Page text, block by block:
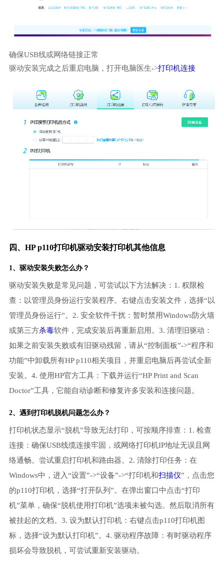
确保USB线或网络链接正常
驱动安装完成之后重启电脑，打开电脑医生->打印机连接
四、HP p110打印机驱动安装打印机其他信息
1、 驱动安装失败怎么办？
驱动安装失败是常见问题，可尝试以下方法解决：1. 权限检
查：以管理员身份运行安装程序。右键点击安装文件，选择“以
管理员身份运行”。2. 安全软件干扰：暂时禁用Windows防火墙
或第三方杀毒软件，完成安装后再重新启用。3. 清理旧驱动：
如果之前安装失败或有旧驱动残留，请从“控制面板”->“程序和
功能”中卸载所有HP p110相关项目，并重启电脑后再尝试全新
安装。4. 使用HP官方工具：下载并运行“HP Print and Scan
Doctor”工具，它能自动诊断和修复许多安装和连接问题。
2、遇到 打印机脱机问题怎么办？
打印机状态显示“脱机”导致无法打印，可按顺序排查：1. 检查
连接：确保USB线缆连接牢固，或网络打印机IP地址无误且网
络通畅。尝试重启打印机和路由器。2. 清除打印任务：在
Windows中，进入“设置”->“设备”->“打印机和扫描仪”，点击您
的p110打印机，选择“打开队列”。在弹出窗口中点击“打印
机”菜单，确保“脱机使用打印机”选项未被勾选。然后取消所有
被挂起的文档。3. 设为默认打印机：右键点击p110打印机图
标，选择“设为默认打印机”。4. 驱动程序故障：有时驱动程序
损坏会导致脱机，可尝试重新安装驱动。